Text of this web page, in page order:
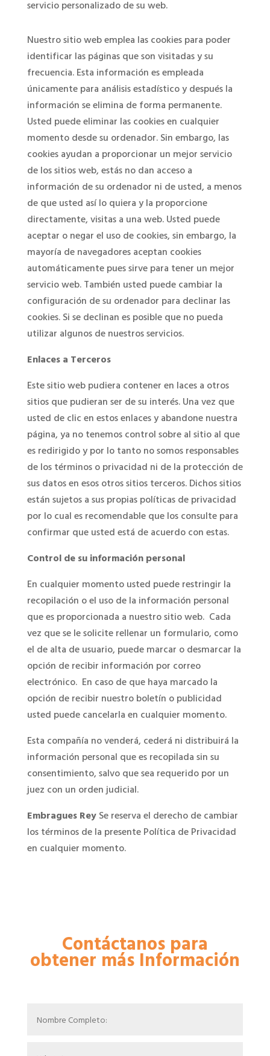
servicio personalizado de su web.
Nuestro sitio web emplea las cookies para poder
identificar las páginas que son visitadas y su
frecuencia. Esta información es empleada
únicamente para análisis estadístico y después la
información se elimina de forma permanente.
Usted puede eliminar las cookies en cualquier
momento desde su ordenador. Sin embargo, las
cookies ayudan a proporcionar un mejor servicio
de los sitios web, estás no dan acceso a
información de su ordenador ni de usted, a menos
de que usted así lo quiera y la proporcione
directamente, visitas a una web. Usted puede
aceptar o negar el uso de cookies, sin embargo, la
mayoría de navegadores aceptan cookies
automáticamente pues sirve para tener un mejor
servicio web. También usted puede cambiar la
configuración de su ordenador para declinar las
cookies. Si se declinan es posible que no pueda
utilizar algunos de nuestros servicios.
Enlaces a Terceros
Este sitio web pudiera contener en laces a otros
sitios que pudieran ser de su interés. Una vez que
usted de clic en estos enlaces y abandone nuestra
página, ya no tenemos control sobre al sitio al que
es redirigido y por lo tanto no somos responsables
de los términos o privacidad ni de la protección de
sus datos en esos otros sitios terceros. Dichos sitios
están sujetos a sus propias políticas de privacidad
por lo cual es recomendable que los consulte para
confirmar que usted está de acuerdo con estas.
Control de su información personal
En cualquier momento usted puede restringir la
recopilación o el uso de la información personal
que es proporcionada a nuestro sitio web. Cada
vez que se le solicite rellenar un formulario, como
el de alta de usuario, puede marcar o desmarcar la
opción de recibir información por correo
electrónico. En caso de que haya marcado la
opción de recibir nuestro boletín o publicidad
usted puede cancelarla en cualquier momento.
Esta compañía no venderá, cederá ni distribuirá la
información personal que es recopilada sin su
consentimiento, salvo que sea requerido por un
juez con un orden judicial.
Embragues ReySe reserva el derecho de cambiar
los términos de la presente Política de Privacidad
en cualquier momento.
Contáctanos para
obtener más Información